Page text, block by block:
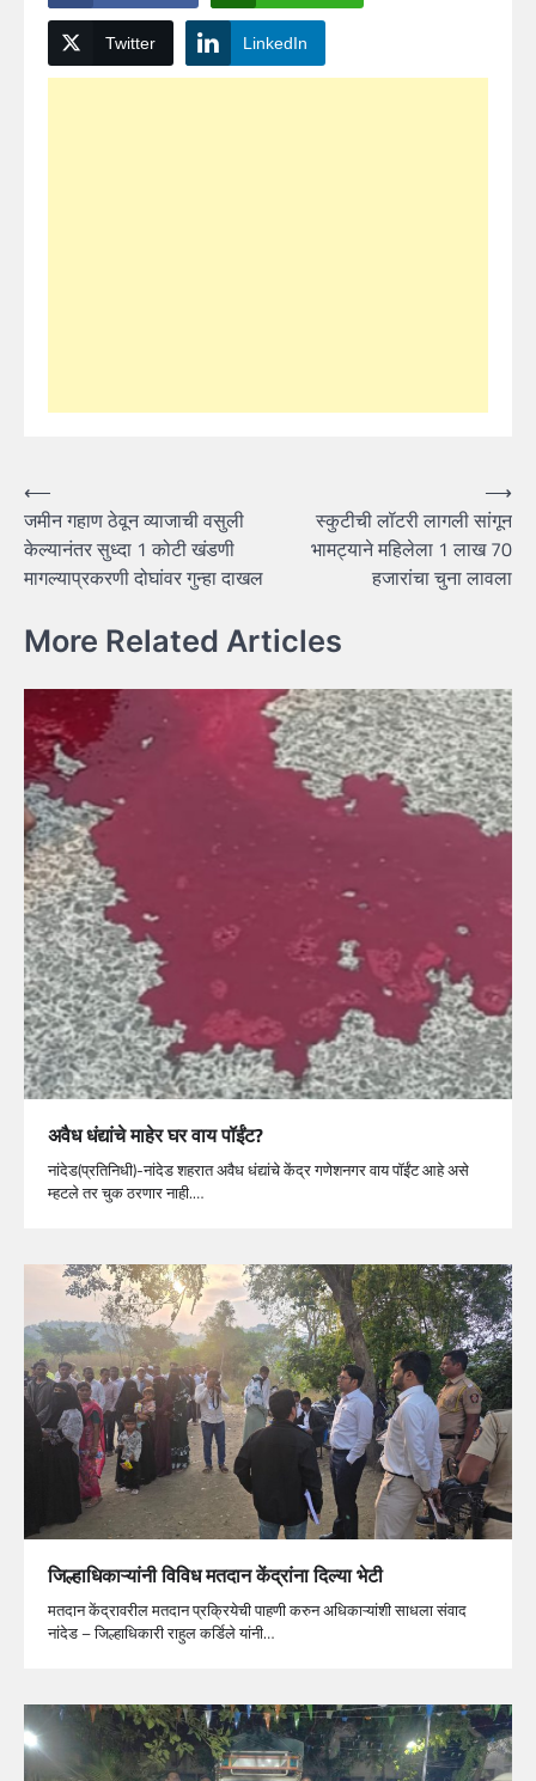
Twitter LinkedIn
Post
navigation
⟵
जमीन गहाण ठेवून व्याजाची वसुली
केल्यानंतर सुध्दा 1 कोटी खंडणी
मागल्याप्रकरणी दोघांवर गुन्हा दाखल
स्कुटीची लॉटरी लागली सांगून
भामट्याने महिलेला 1 लाख 70
हजारांचा चुना लावला
⟶
More Related Articles
अवैध धंद्यांचे माहेर घर वाय पॉईंट?
नांदेड(प्रतिनिधी)-नांदेड शहरात अवैध धंद्यांचे केंद्र गणेशनगर वाय पॉईंट आहे असे
म्हटले तर चुक ठरणार नाही.…
जिल्हाधिकाऱ्यांनी विविध मतदान केंद्रांना दिल्या भेटी
मतदान केंद्रावरील मतदान प्रक्रियेची पाहणी करुन अधिकाऱ्यांशी साधला संवाद
नांदेड – जिल्हाधिकारी राहुल कर्डिले यांनी…